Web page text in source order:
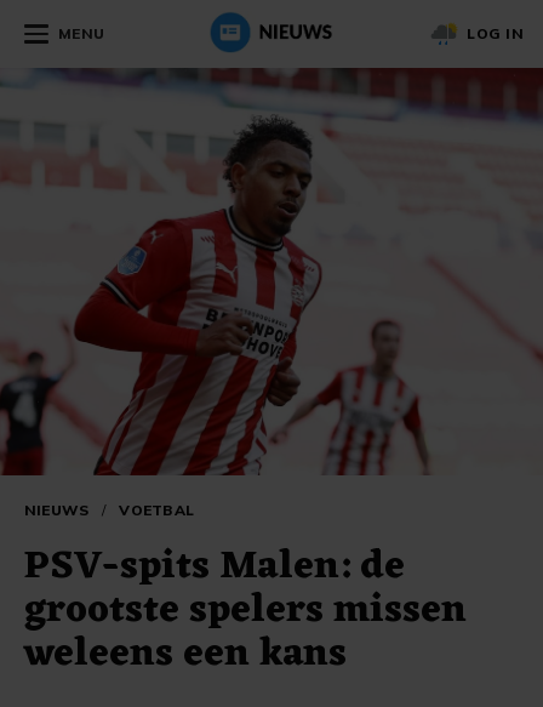
MENU LOG IN
NIEUWS / VOETBAL
PSV-spits Malen: de
grootste spelers missen
weleens een kans